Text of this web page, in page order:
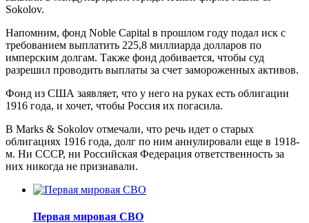
Sokolov.
Напомним, фонд Noble Capital в прошлом году подал иск с
требованием выплатить 225,8 миллиарда долларов по
имперским долгам. Также фонд добивается, чтобы суд
разрешил проводить выплаты за счет замороженных активов.
Фонд из США заявляет, что у него на руках есть облигации
1916 года, и хочет, чтобы Россия их погасила.
В Marks & Sokolov отмечали, что речь идет о старых
облигациях 1916 года, долг по ним аннулировали еще в 1918-
м. Ни СССР, ни Российская Федерация ответственность за
них никогда не признавали.
Первая мировая СВО